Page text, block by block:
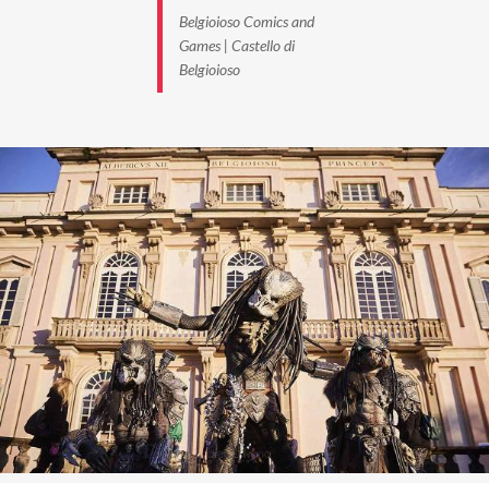
Belgioioso Comics and
Games | Castello di
Belgioioso